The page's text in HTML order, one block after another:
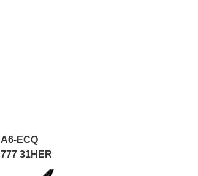
A6-ECQ
777 31HER